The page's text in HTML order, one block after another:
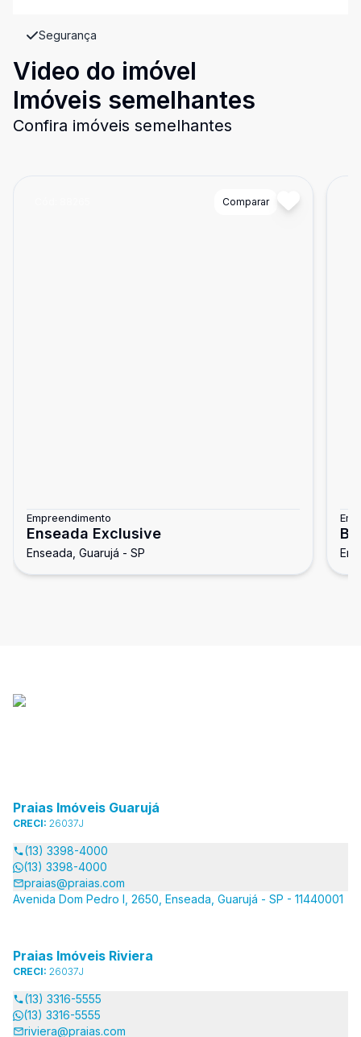
Segurança
Video do imóvel
Imóveis semelhantes
Confira imóveis semelhantes
Comparar
Empreendimento
Enseada Exclusive
Enseada, Guarujá - SP
Praias Imóveis Guarujá
CRECI: 26037J
(13) 3398-4000
(13) 3398-4000
praias@praias.com
Avenida Dom Pedro I, 2650, Enseada, Guarujá - SP - 11440001
Praias Imóveis Riviera
CRECI: 26037J
(13) 3316-5555
(13) 3316-5555
riviera@praias.com